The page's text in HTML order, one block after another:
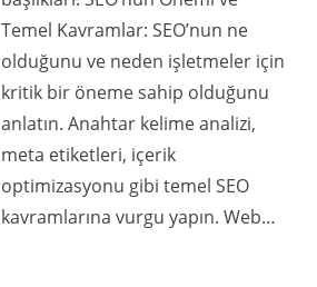
Temel Kavramlar: SEO’nun ne
olduğunu ve neden işletmeler için
kritik bir öneme sahip olduğunu
anlatın. Anahtar kelime analizi,
meta etiketleri, içerik
optimizasyonu gibi temel SEO
kavramlarına vurgu yapın. Web…